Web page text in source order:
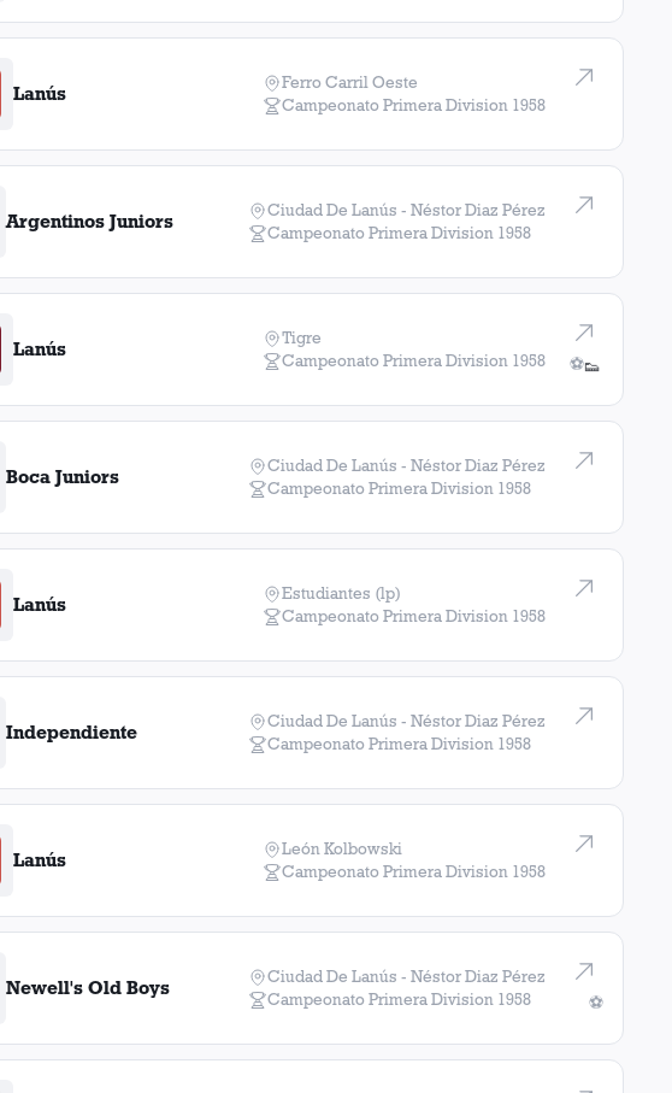
Lanús
Ferro Carril Oeste
Campeonato Primera Division 1958
Argentinos Juniors
Ciudad De Lanús - Néstor Diaz Pérez
Campeonato Primera Division 1958
⚽👟
Lanús
Tigre
Campeonato Primera Division 1958
Boca Juniors
Ciudad De Lanús - Néstor Diaz Pérez
Campeonato Primera Division 1958
Lanús
Estudiantes (lp)
Campeonato Primera Division 1958
Independiente
Ciudad De Lanús - Néstor Diaz Pérez
Campeonato Primera Division 1958
Lanús
León Kolbowski
Campeonato Primera Division 1958
⚽
Newell's Old Boys
Ciudad De Lanús - Néstor Diaz Pérez
Campeonato Primera Division 1958